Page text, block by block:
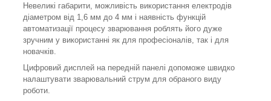
Невеликі габарити, можливість використання електродів
діаметром від 1,6 мм до 4 мм і наявність функцій
автоматизації процесу зварювання роблять його дуже
зручним у використанні як для професіоналів, так і для
новачків.
Цифровий дисплей на передній панелі допоможе швидко
налаштувати зварювальний струм для обраного виду
роботи.